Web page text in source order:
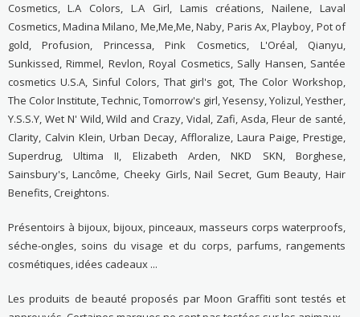
Cosmetics, L.A Colors, L.A Girl, Lamis créations, Nailene, Laval
Cosmetics, Madina Milano, Me,Me,Me, Naby, Paris Ax, Playboy, Pot of
gold, Profusion, Princessa, Pink Cosmetics, L'Oréal, Qianyu,
Sunkissed, Rimmel, Revlon, Royal Cosmetics, Sally Hansen, Santée
cosmetics U.S.A, Sinful Colors, That girl's got, The Color Workshop,
The Color Institute, Technic, Tomorrow's girl, Yesensy, Yolizul, Yesther,
Y.S.S.Y, Wet N' Wild, Wild and Crazy, Vidal, Zafi, Asda, Fleur de santé,
Clarity, Calvin Klein, Urban Decay, Affloralize, Laura Paige, Prestige,
Superdrug, Ultima II, Elizabeth Arden, NKD SKN, Borghese,
Sainsbury's, Lancôme, Cheeky Girls, Nail Secret, Gum Beauty, Hair
Benefits, Creightons.
Présentoirs à bijoux, bijoux, pinceaux, masseurs corps waterproofs,
séche-ongles, soins du visage et du corps, parfums, rangements
cosmétiques, idées cadeaux ...
Les produits de beauté proposés par Moon Graffiti sont testés et